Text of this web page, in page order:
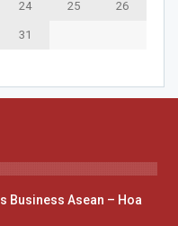
24 25 26
31
Business Asean – Hoa